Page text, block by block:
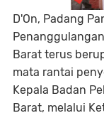
D'On, Padang
Barat terus
mata rantai
Kepala Badan
Barat, melalui